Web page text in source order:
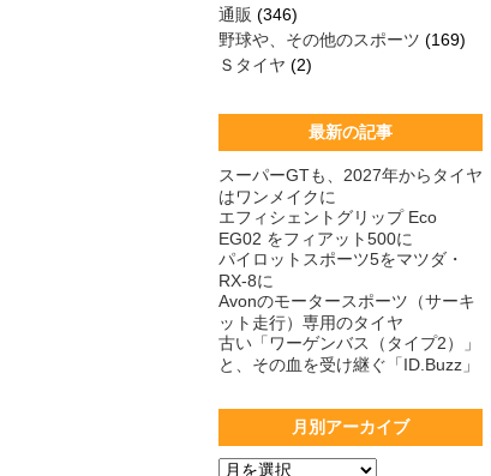
通販 (346)
野球や、その他のスポーツ (169)
Ｓタイヤ (2)
最新の記事
スーパーGTも、2027年からタイヤ
はワンメイクに
エフィシェントグリップ Eco
EG02 をフィアット500に
パイロットスポーツ5をマツダ・
RX-8に
Avonのモータースポーツ（サーキ
ット走行）専用のタイヤ
古い「ワーゲンバス（タイプ2）」
と、その血を受け継ぐ「ID.Buzz」
月別アーカイブ